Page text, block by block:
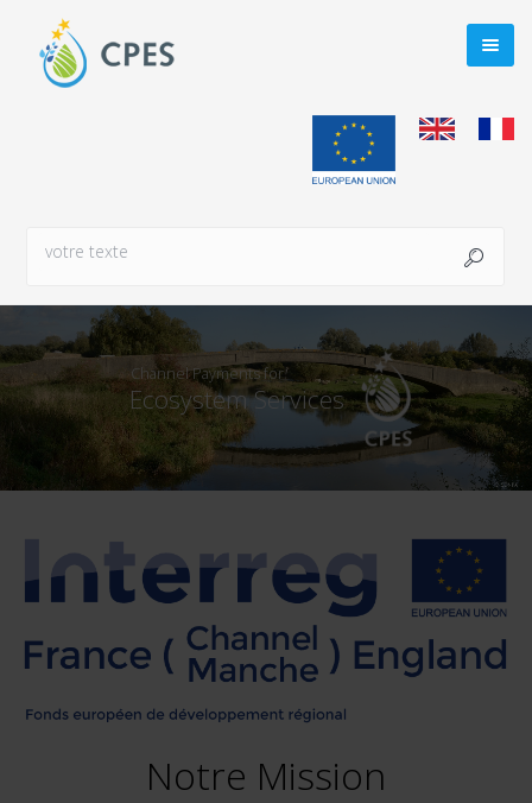
Channel Payments for
Ecosystem Services
Notre Mission